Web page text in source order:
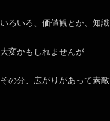
いろいろ、価値観とか、知
大変かもしれませんが
その分、広がりがあって素敵